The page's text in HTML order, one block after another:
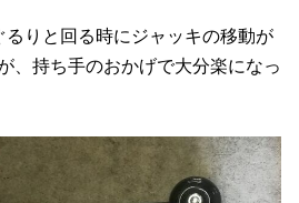
るりと回る時にジャッキの移動が
、持ち手のおかげで大分楽になっ